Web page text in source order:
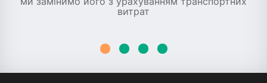
витрат